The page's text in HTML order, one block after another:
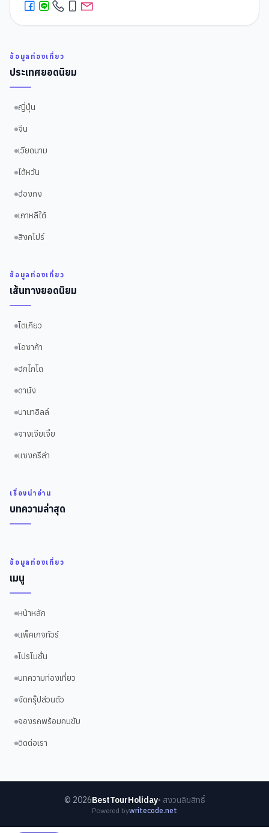
ข้อมูลท่องเที่ยว
ประเทศยอดนิยม
ญี่ปุ่น
จีน
เวียดนาม
ไต้หวัน
ฮ่องกง
เกาหลีใต้
สิงคโปร์
ข้อมูลท่องเที่ยว
เส้นทางยอดนิยม
โตเกียว
โอซาก้า
ฮกไกโด
ดานัง
บานาฮิลล์
จางเจียเจี้ย
แซงกรีล่า
เรื่องน่าอ่าน
บทความล่าสุด
ข้อมูลท่องเที่ยว
เมนู
หน้าหลัก
แพ็คเกจทัวร์
โปรโมชั่น
บทความท่องเที่ยว
จัดกรุ๊ปส่วนตัว
จองรถพร้อมคนขับ
ติดต่อเรา
© 2026BestTourHoliday• สงวนลิขสิทธิ์
Powered bywritecode.net